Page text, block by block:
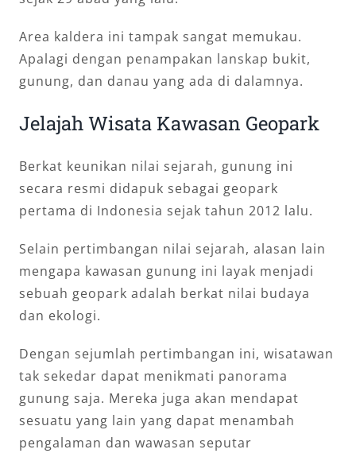
Area kaldera ini tampak sangat memukau.
Apalagi dengan penampakan lanskap bukit,
gunung, dan danau yang ada di dalamnya.
Jelajah Wisata Kawasan Geopark
Berkat keunikan nilai sejarah, gunung ini
secara resmi didapuk sebagai geopark
pertama di Indonesia sejak tahun 2012 lalu.
Selain pertimbangan nilai sejarah, alasan lain
mengapa kawasan gunung ini layak menjadi
sebuah geopark adalah berkat nilai budaya
dan ekologi.
Dengan sejumlah pertimbangan ini, wisatawan
tak sekedar dapat menikmati panorama
gunung saja. Mereka juga akan mendapat
sesuatu yang lain yang dapat menambah
pengalaman dan wawasan seputar